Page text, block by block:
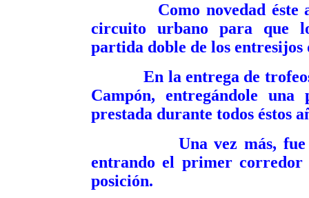
Como novedad éste año
circuito urbano para que
partida doble de los
En la entrega de trofeos
Campón, entregándole
prestada durante todos éstos
Una vez más, fue un
entrando el primer
posición.